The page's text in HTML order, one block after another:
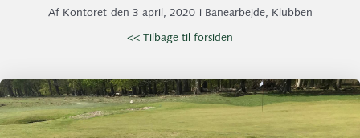
AfKontoret den 3 april, 2020 i Banearbejde, Klubben
<< Tilbage til forsiden